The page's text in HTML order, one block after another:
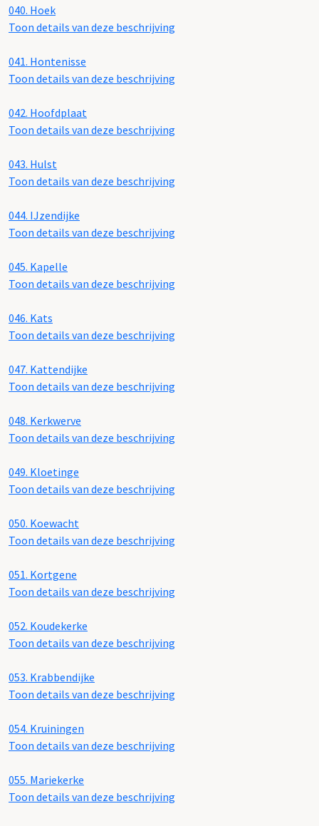
040. Hoek
Toon details van deze beschrijving
041. Hontenisse
Toon details van deze beschrijving
042. Hoofdplaat
Toon details van deze beschrijving
043. Hulst
Toon details van deze beschrijving
044. IJzendijke
Toon details van deze beschrijving
045. Kapelle
Toon details van deze beschrijving
046. Kats
Toon details van deze beschrijving
047. Kattendijke
Toon details van deze beschrijving
048. Kerkwerve
Toon details van deze beschrijving
049. Kloetinge
Toon details van deze beschrijving
050. Koewacht
Toon details van deze beschrijving
051. Kortgene
Toon details van deze beschrijving
052. Koudekerke
Toon details van deze beschrijving
053. Krabbendijke
Toon details van deze beschrijving
054. Kruiningen
Toon details van deze beschrijving
055. Mariekerke
Toon details van deze beschrijving